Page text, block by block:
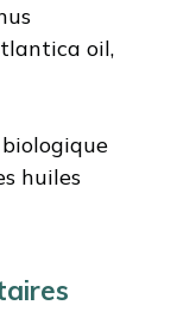
oil,
huiles